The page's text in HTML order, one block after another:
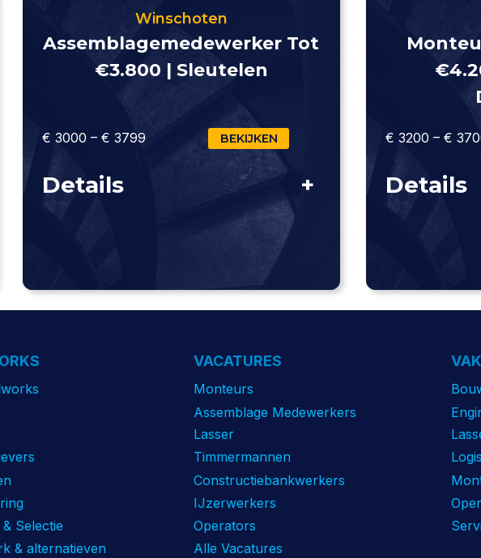
Winschoten
Assemblagemedewerker Tot
€3.800 | Sleutelen
€ 3000 – € 3799 BEKIJKEN
Details +
€ 3200 – €
Details
Selectie
& alternatieven
VACATURES
Monteurs
Assemblage Medewerkers
Lasser
Timmermannen
Constructiebankwerkers
IJzerwerkers
Operators
Alle Vacatures